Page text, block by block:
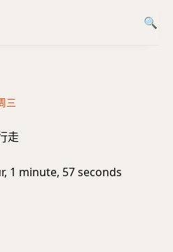
三
走
1 minute, 57 seconds